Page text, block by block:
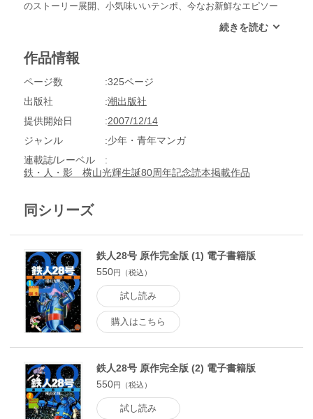
のストーリー展開、小気味いいテンポ、今なお新鮮なエピソー
作品情報
ページ数
325ページ
出版社
潮出版社
提供開始日
2007/12/14
ジャンル
少年・青年マンガ
連載誌/レーベル
鉄・人・影 横山光輝生誕80周年記念読本掲載作品
同シリーズ
鉄人28号 原作完全版 (1) 電子書籍版
550円（税込）
試し読み
購入はこちら
鉄人28号 原作完全版 (2) 電子書籍版
550円（税込）
試し読み